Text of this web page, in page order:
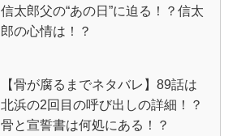
信太郎父の“あの日”に迫る！？信太
郎の心情は！？
【骨が腐るまでネタバレ】89話は
北浜の2回目の呼び出しの詳細！？
骨と宣誓書は何処にある！？